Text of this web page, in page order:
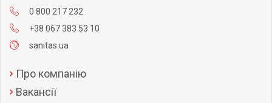
0 800 217 232
+38 067 383 53 10
sanitas.ua
Про компанію
Вакансії